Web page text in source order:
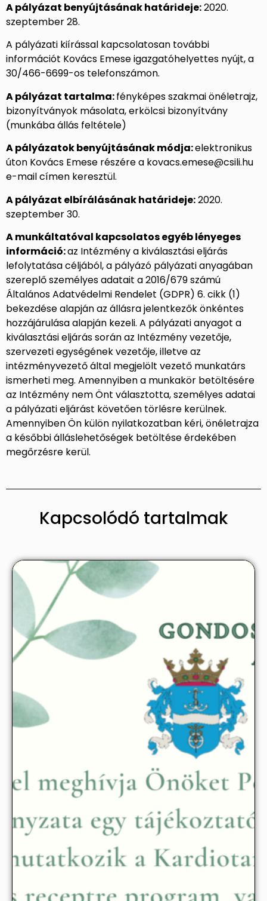
A pályázat benyújtásának határideje:2020.
szeptember 28.
A pályázati kiírással kapcsolatosan további
információt Kovács Emese igazgatóhelyettes nyújt, a
30/466-6699-os telefonszámon.
A pályázat tartalma:fényképes szakmai önéletrajz,
bizonyítványok másolata, erkölcsi bizonyítvány
(munkába állás feltétele)
A pályázatok benyújtásának módja:elektronikus
úton Kovács Emese részére a kovacs.emese@csili.hu
e-mail címen keresztül.
A pályázat elbírálásának határideje:2020.
szeptember 30.
A munkáltatóval kapcsolatos egyéb lényeges
információ:az Intézmény a kiválasztási eljárás
lefolytatása céljából, a pályázó pályázati anyagában
szereplő személyes adatait a 2016/679 számú
Általános Adatvédelmi Rendelet (GDPR) 6. cikk (1)
bekezdése alapján az állásra jelentkezők önkéntes
hozzájárulása alapján kezeli. A pályázati anyagot a
kiválasztási eljárás során az Intézmény vezetője,
szervezeti egységének vezetője, illetve az
intézményvezető által megjelölt vezető munkatárs
ismerheti meg. Amennyiben a munkakör betöltésére
az Intézmény nem Önt választotta, személyes adatai
a pályázati eljárást követően törlésre kerülnek.
Amennyiben Ön külön nyilatkozatban kéri, önéletrajza
a későbbi álláslehetőségek betöltése érdekében
megőrzésre kerül.
Kapcsolódó tartalmak